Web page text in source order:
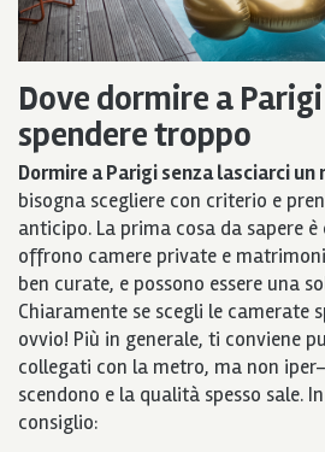
Dove dormire a
spendere troppo
Dormire a Parigi senza lasciarci un
bisogna scegliere con criterio e
anticipo. La prima cosa da sapere
offrono camere private e
ben curate, e possono essere una
Chiaramente se scegli le camerate
ovvio! Più in generale, ti conviene
collegati con la metro, ma non
scendono e la qualità spesso sale.
consiglio: